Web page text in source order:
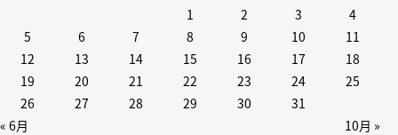
« 6月 10月 »
1 2 3
4
5
6 7 8 9 10
11
12
13 14 15 16 17
18
19
20 21 22 23 24
25
26
27 28 29 30 31